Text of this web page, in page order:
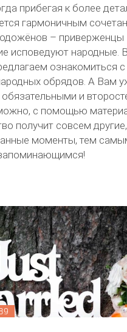
прибегая к более
гармоничным
– приверженцы
исповедуют народные.
ознакомиться
обрядов. А Вам
обязательными и
с помощью
получит совсем
моменты, тем